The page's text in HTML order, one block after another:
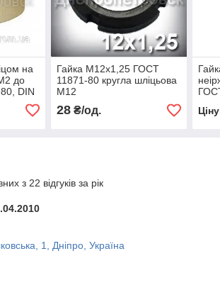
на
до
DIN
Гайка М12х1,25 ГОСТ
11871-80 кругла шліцьова
М12
28₴/од.
з 22 відгуків за рік
1, Дніпро, Україна